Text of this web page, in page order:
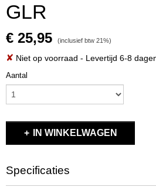
GLR
€ 25,95 (inclusief btw 21%)
✘ Niet op voorraad - Levertijd 6-8
Aantal
IN WINKELWAGEN
Specificaties